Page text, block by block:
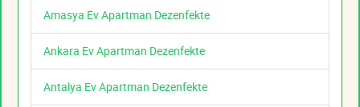
Amasya Ev Apartman Dezenfekte
Ankara Ev Apartman Dezenfekte
Antalya Ev Apartman Dezenfekte